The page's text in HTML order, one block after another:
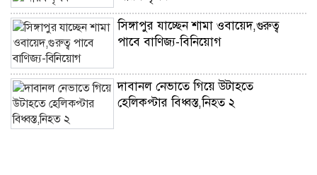
সিঙ্গাপুর যাচ্ছেন শামা ওবায়েদ,গুরুত্ব
পাবে বাণিজ্য-বিনিয়োগ
দাবানল নেভাতে গিয়ে উটাহতে
হেলিকপ্টার বিধ্বস্ত,নিহত ২